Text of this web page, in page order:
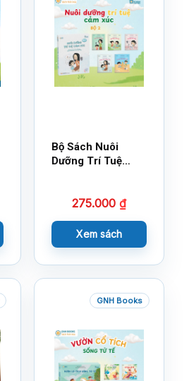
Bộ Sách Nuôi
Dưỡng Trí Tuệ
275.000 ₫
Xem sách
GNH Books